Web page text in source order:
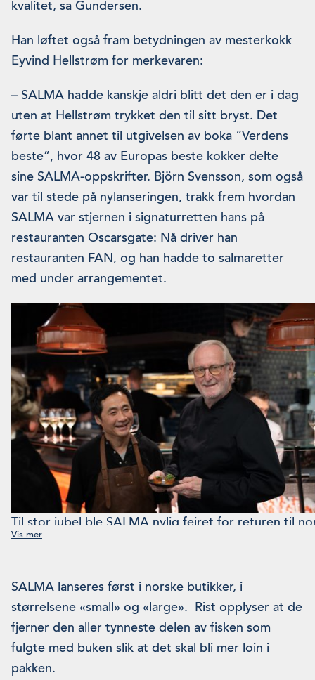
kvalitet, sa Gundersen.
Han løftet også fram betydningen av mesterkokk
Eyvind Hellstrøm for merkevaren:
– SALMA hadde kanskje aldri blitt det den er i dag
uten at Hellstrøm trykket den til sitt bryst. Det
førte blant annet til utgivelsen av boka “Verdens
beste”, hvor 48 av Europas beste kokker delte
sine SALMA-oppskrifter. Björn Svensson, som også
var til stede på nylanseringen, trakk frem hvordan
SALMA var stjernen i signaturretten hans på
restauranten Oscarsgate: Nå driver han
restauranten FAN, og han hadde to salmaretter
med under arrangementet.
Til stor jubel ble SALMA nylig feiret for returen til
butikkhyller og restaurantmenyer. Blant gjestene var
serverte utvalgte lakseretter til de over hundre
SALMA lanseres først i norske butikker, i
størrelsene «small» og «large». Rist opplyser at de
fjerner den aller tynneste delen av fisken som
fulgte med buken slik at det skal bli mer loin i
pakken.